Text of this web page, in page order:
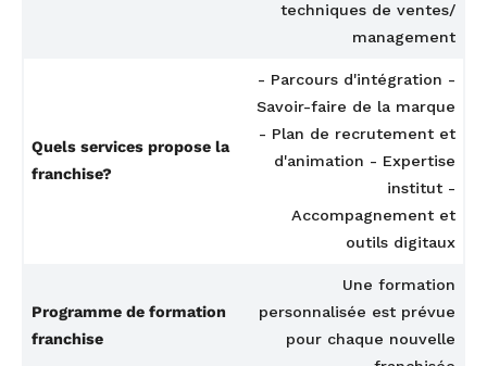
techniques de ventes/
management
Quels services propose la
franchise?
- Parcours d'intégration -
Savoir-faire de la marque
- Plan de recrutement et
d'animation - Expertise
institut -
Accompagnement et
outils digitaux
Programme de formation
franchise
Une formation
personnalisée est prévue
pour chaque nouvelle